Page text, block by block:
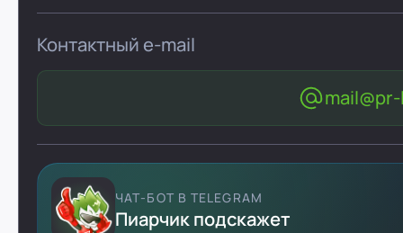
Контактный e-mail
ЧАТ-БОТ В TELEGRAM
Пиарчик подскажет